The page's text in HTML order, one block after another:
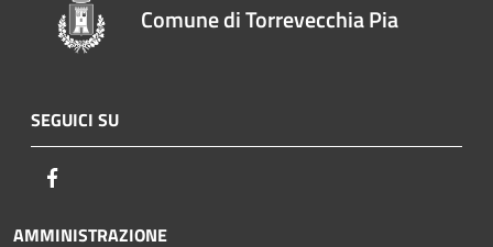
Comune di Torrevecchia Pia
SEGUICI SU
AMMINISTRAZIONE